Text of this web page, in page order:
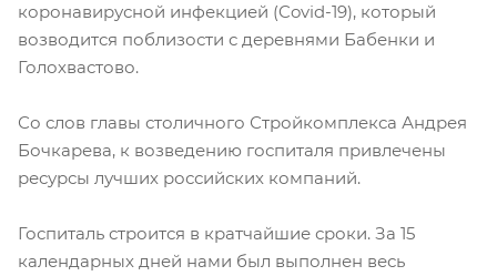
коронавирусной инфекцией (Covid-19), который
возводится поблизости с деревнями Бабенки и
Голохвастово.
Со слов главы столичного Стройкомплекса Андрея
Бочкарева, к возведению госпиталя привлечены
ресурсы лучших российских компаний.
Госпиталь строится в кратчайшие сроки. За 15
календарных дней нами был выполнен весь